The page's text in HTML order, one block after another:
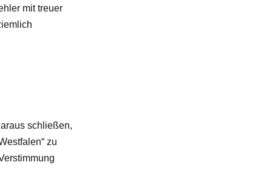
mit treuer
schließen,
zu